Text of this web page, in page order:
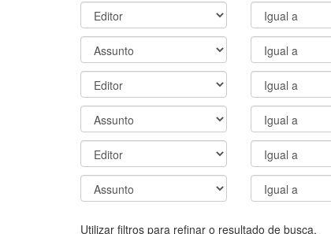
Utilizar filtros para refinar o resultado de busca.